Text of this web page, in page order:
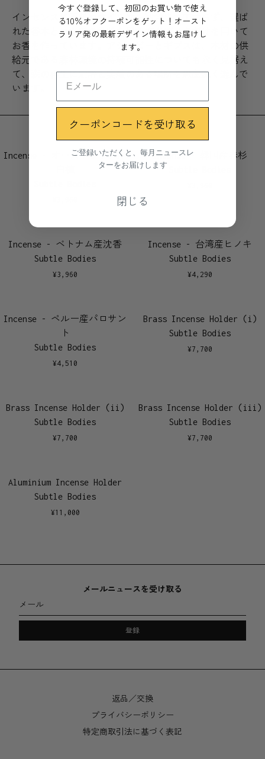
インセンスに香料やオイルは一切含まれておらず、選ば
れた香木とつなぎの役割を果たすタブノキだけを用いて
お香を作っています。アシュビーとギブスは、木材の供
給元である森林環境の持続可能性についても永く見据え
て、森の再生に定評と実績のある場所を思慮深く選んで
います。
Incense - オーストラリア産
Incense - 韓国産赤杉
Incense - ベトナム産沈香
Subtle Bodies
¥3,960
Incense - 台湾産ヒノキ
Subtle Bodies
¥4,290
Incense - ペルー産パロサン
ト
Subtle Bodies
¥4,510
Brass Incense Holder (i)
Subtle Bodies
¥7,700
Brass Incense Holder (ii)
Subtle Bodies
¥7,700
Brass Incense Holder (iii)
Subtle Bodies
¥7,700
Aluminium Incense Holder
Subtle Bodies
¥11,000
メールニュースを受け取る
メール
登録
返品／交換
プライバシーポリシー
特定商取引法に基づく表記
今すぐ登録して、初回のお買い物で使え
る10％オフクーポンをゲット！オースト
ラリア発の最新デザイン情報もお届けし
ます。
クーポンコードを受け取る
ご登録いただくと、毎月ニュースレ
ターをお届けします
閉じる